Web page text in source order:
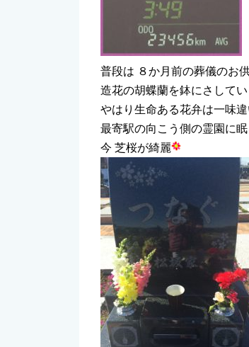
普段は ８か月前の葬儀のお
造花の胡蝶蘭を鉢にさしてい
やはり生命ある花弁は一味違
最寄駅の向こう側の霊園に
今 芝桜が綺麗